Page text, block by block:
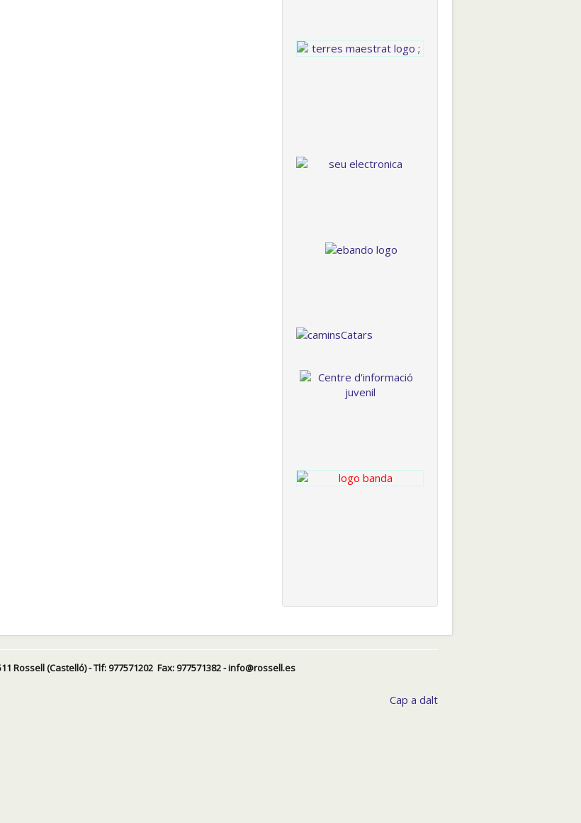
Rossell (Castelló) - Tlf: 977571202 Fax: 977571382 - info@rossell.es
Cap a dalt